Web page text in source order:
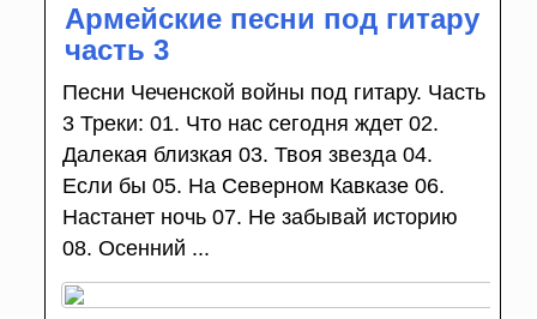
Армейские песни под гитару
часть 3
Песни Чеченской войны под гитару. Часть
3 Треки: 01. Что нас сегодня ждет 02.
Далекая близкая 03. Твоя звезда 04.
Если бы 05. На Северном Кавказе 06.
Настанет ночь 07. Не забывай историю
08. Осенний ...